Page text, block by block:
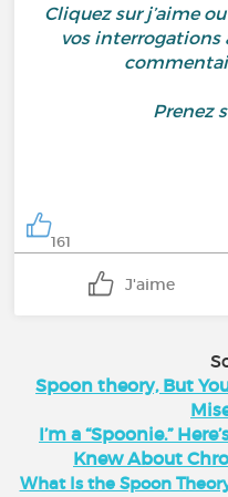
Cliquez sur j’aime
vos interrogations
Prenez
161
J'aime
Spoon theory, But
I’m a “Spoonie.”
Knew About
What Is the Spoon